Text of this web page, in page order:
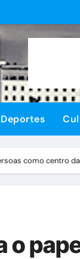
Deportes
como centro
o